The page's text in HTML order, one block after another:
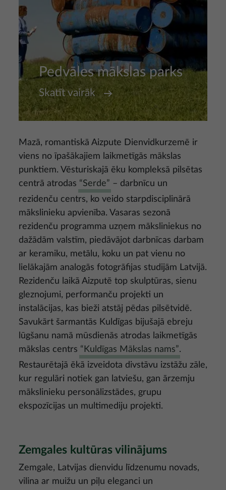
Pedvāles mākslas parks
Skatīt vairāk
Mazā, romantiskā Aizpute Dienvidkurzemē ir
viens no īpašākajiem laikmetīgās mākslas
punktiem. Vēsturiskajā ēku kompleksā pilsētas
centrā atrodas “Serde” – darbnīcu un
rezidenču centrs, ko veido starpdisciplinārā
mākslinieku apvienība. Vasaras sezonā
rezidenču programma uzņem māksliniekus no
dažādām valstīm, piedāvājot darbnīcas darbam
ar keramiku, metālu, koku un pat vienu no
lielākajām analogās fotogrāfijas studijām Latvijā.
Rezidenču laikā Aizputē top skulptūras, sienu
gleznojumi, performanču projekti un
instalācijas, kas bieži atstāj pēdas pilsētvidē.
Savukārt šarmantās Kuldīgas bijušajā ebreju
lūgšanu namā mūsdienās atrodas laikmetīgās
mākslas centrs “Kuldīgas Mākslas nams”.
Restaurētajā ēkā izveidota divstāvu izstāžu zāle,
kur regulāri notiek gan latviešu, gan ārzemju
mākslinieku personālizstādes, grupu
ekspozīcijas un multimediju projekti.
Zemgales kultūras vilinājums
Zemgale, Latvijas dienvidu līdzenumu novads,
vilina ar muižu un piļu eleganci un